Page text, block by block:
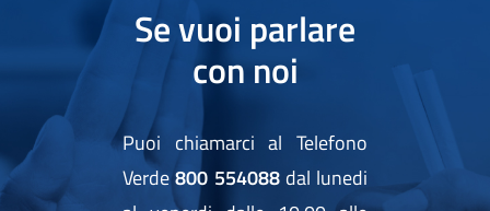
Se vuoi parlare
con noi
Puoi chiamarci al Telefono
Verde800 554088dal lunedi